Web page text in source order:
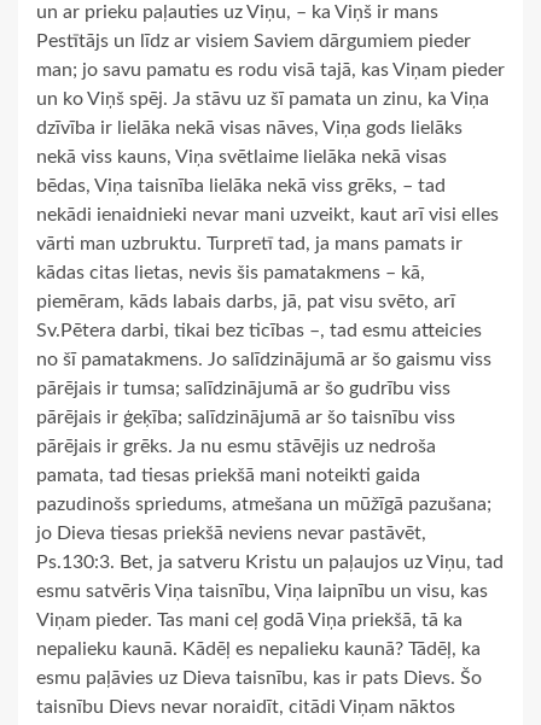
un ar prieku paļauties uz Viņu, – ka Viņš ir mans
Pestītājs un līdz ar visiem Saviem dārgumiem pieder
man; jo savu pamatu es rodu visā tajā, kas Viņam pieder
un ko Viņš spēj. Ja stāvu uz šī pamata un zinu, ka Viņa
dzīvība ir lielāka nekā visas nāves, Viņa gods lielāks
nekā viss kauns, Viņa svētlaime lielāka nekā visas
bēdas, Viņa taisnība lielāka nekā viss grēks, – tad
nekādi ienaidnieki nevar mani uzveikt, kaut arī visi elles
vārti man uzbruktu. Turpretī tad, ja mans pamats ir
kādas citas lietas, nevis šis pamatakmens – kā,
piemēram, kāds labais darbs, jā, pat visu svēto, arī
Sv.Pētera darbi, tikai bez ticības –, tad esmu atteicies
no šī pamatakmens. Jo salīdzinājumā ar šo gaismu viss
pārējais ir tumsa; salīdzinājumā ar šo gudrību viss
pārējais ir ģeķība; salīdzinājumā ar šo taisnību viss
pārējais ir grēks. Ja nu esmu stāvējis uz nedroša
pamata, tad tiesas priekšā mani noteikti gaida
pazudinošs spriedums, atmešana un mūžīgā pazušana;
jo Dieva tiesas priekšā neviens nevar pastāvēt,
Ps.130:3. Bet, ja satveru Kristu un paļaujos uz Viņu, tad
esmu satvēris Viņa taisnību, Viņa laipnību un visu, kas
Viņam pieder. Tas mani ceļ godā Viņa priekšā, tā ka
nepalieku kaunā. Kādēļ es nepalieku kaunā? Tādēļ, ka
esmu paļāvies uz Dieva taisnību, kas ir pats Dievs. Šo
taisnību Dievs nevar noraidīt, citādi Viņam nāktos